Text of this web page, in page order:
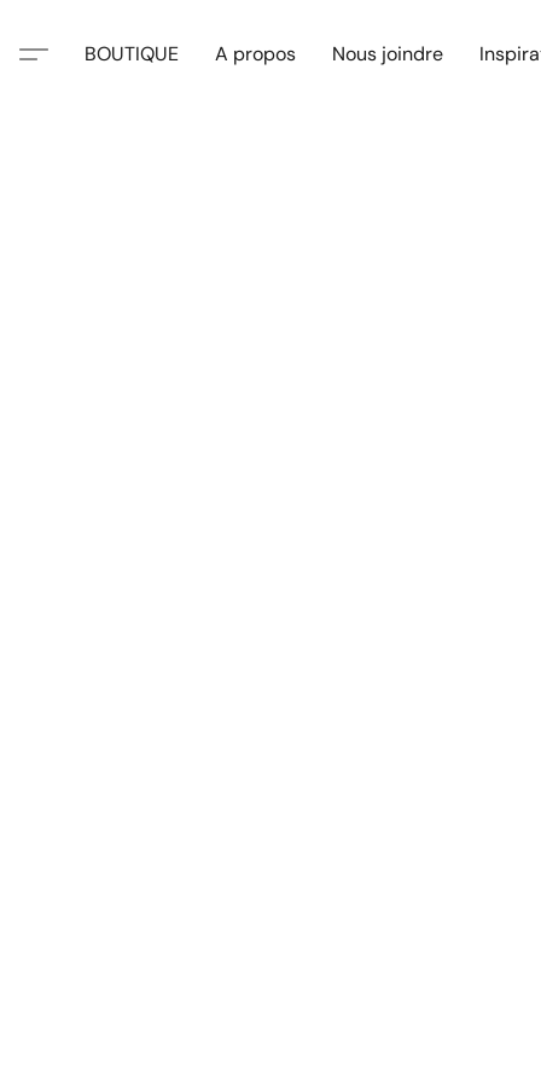
BOUTIQUE A propos Nous joindre